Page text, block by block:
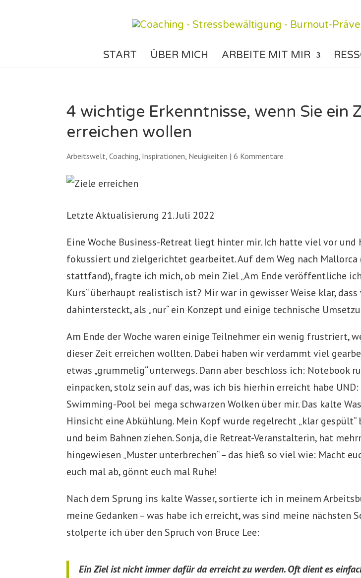
START ÜBER MICH ARBEITE MIT MIR
4 wichtige Erkenntnisse, wenn Sie ein
erreichen wollen
Arbeitswelt,Coaching, Inspirationen, Neuigkeiten |6 Kommentare
Letzte Aktualisierung 21. Juli 2022
Eine Woche Business-Retreat liegt hinter mir. Ich hatte viel vor und
fokussiert und zielgerichtet gearbeitet. Auf dem Weg nach Mallorca
stattfand), fragte ich mich, ob mein Ziel „Am Ende veröffentliche
Kurs“ überhaupt realistisch ist? Mir war in gewisser Weise klar,
dahintersteckt, als „nur“ ein Konzept und einige technische
Am Ende der Woche waren einige Teilnehmer ein wenig frustriert,
dieser Zeit erreichen wollten. Dabei haben wir verdammt viel
etwas „grummelig“ unterwegs. Dann aber beschloss ich: Notebook
einpacken, stolz sein auf das, was ich bis hierhin erreicht habe
Swimming-Pool bei mega schwarzen Wolken über mir. Das kalte
Hinsicht eine Abkühlung. Mein Kopf wurde regelrecht „klar gespült“
und beim Bahnen ziehen. Sonja, die Retreat-Veranstalterin, hat
hingewiesen „Muster unterbrechen“ – das hieß so viel wie: Macht
euch mal ab, gönnt euch mal Ruhe!
Nach dem Sprung ins kalte Wasser, sortierte ich in meinem
meine Gedanken – was habe ich erreicht, was sind meine nächsten
stolperte ich über den Spruch von Bruce Lee:
Ein Ziel ist nicht immer dafür da erreicht zu werden. Oft dient es